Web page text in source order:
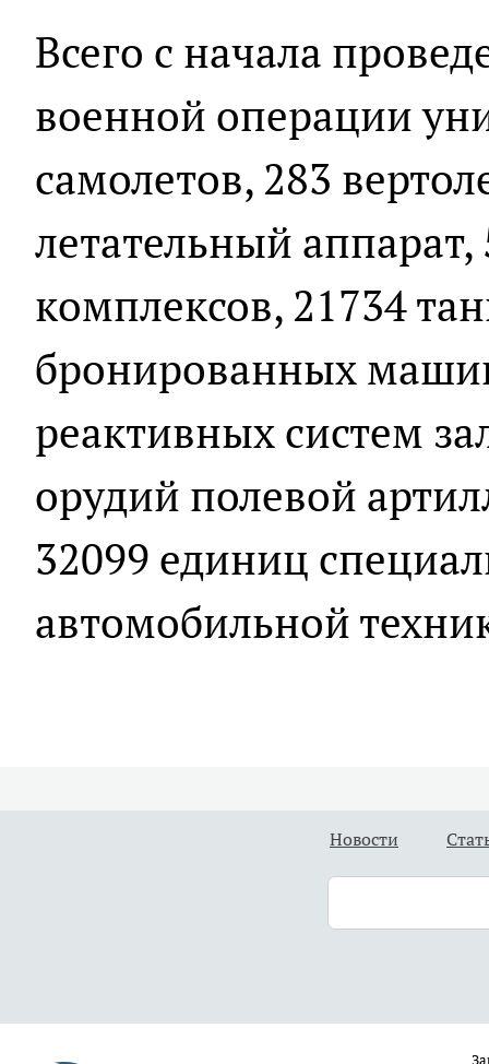
Всего с начала
военной операции
самолетов, 283
летательный
комплексов, 21734
бронированных
реактивных систем
орудий полевой
32099 единиц
автомобильной
Новости